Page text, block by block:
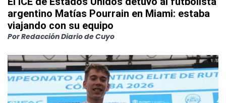
argentino Matías Pourrain en Miami: estaba
viajando con su equipo
PorRedacción Diario de Cuyo